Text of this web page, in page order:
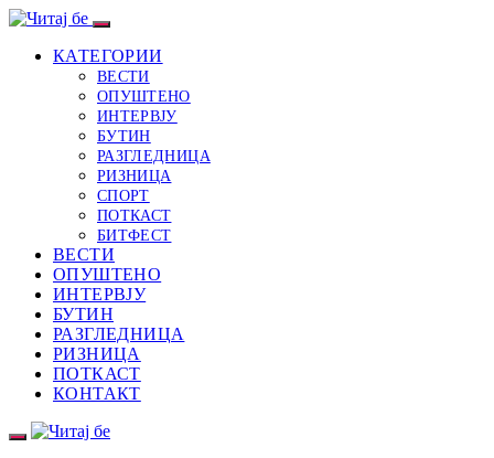
КАТЕГОРИИ
ВЕСТИ
ОПУШТЕНО
ИНТЕРВЈУ
БУТИН
РАЗГЛЕДНИЦА
РИЗНИЦА
СПОРТ
ПОТКАСТ
БИТФЕСТ
ВЕСТИ
ОПУШТЕНО
ИНТЕРВЈУ
БУТИН
РАЗГЛЕДНИЦА
РИЗНИЦА
ПОТКАСТ
КОНТАКТ